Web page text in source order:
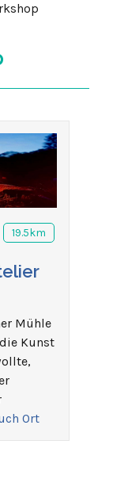
19.5km
Mühle
Kunst
Ort